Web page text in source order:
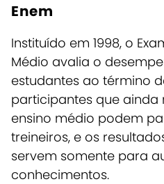
Enem
Instituído em 1998, o
Médio avalia o
estudantes ao término
participantes que
ensino médio podem
treineiros, e os
servem somente para
conhecimentos.